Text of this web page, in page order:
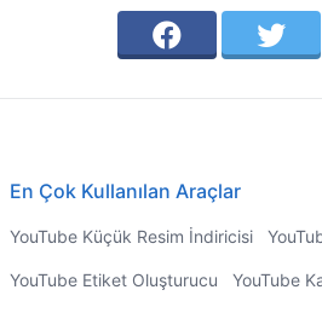
En Çok Kullanılan Araçlar
YouTube Küçük Resim İndiricisi
YouTube Etiket Oluşturucu YouTube